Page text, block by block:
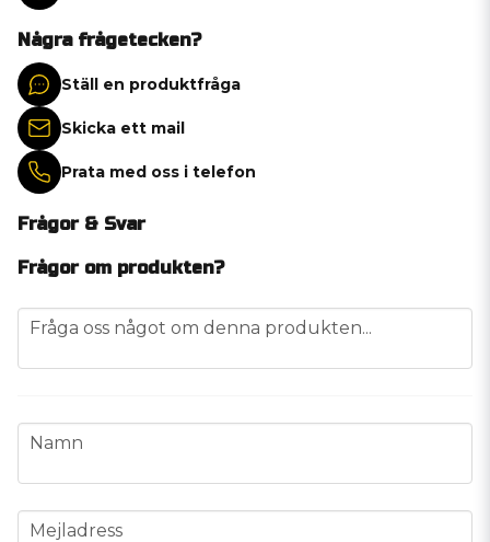
Några frågetecken?
Ställ en produktfråga
Skicka ett mail
Prata med oss i telefon
Frågor & Svar
Frågor om produkten?
question
Fråga oss något om denna produkten...
name
Namn
email
Mejladress